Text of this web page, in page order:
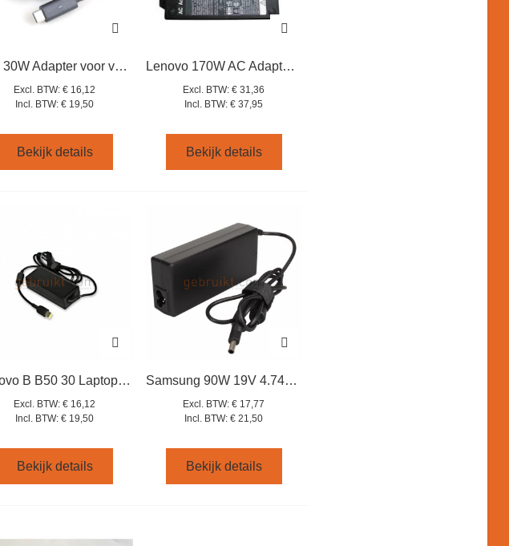
Dell 30W Adapter voor venue + xps=latitude series
Excl. BTW: € 16,12
Incl. BTW: € 19,50
Bekijk details
Lenovo 170W AC Adapter for ThinkPad W530 W520
Excl. BTW: € 31,36
Incl. BTW: € 37,95
Bekijk details
Lenovo B B50 30 Laptop Lader 65 W USB plug
Excl. BTW: € 16,12
Incl. BTW: € 19,50
Bekijk details
Samsung 90W 19V 4.74A laptop adapter
Excl. BTW: € 17,77
Incl. BTW: € 21,50
Bekijk details